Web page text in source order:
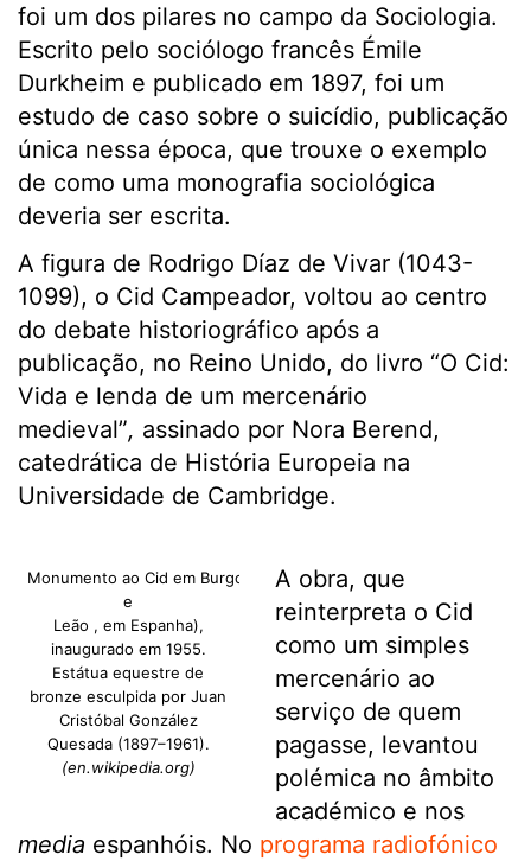
foi um dos pilares no campo da Sociologia.
Escrito pelo sociólogo francês Émile
Durkheim e publicado em 1897, foi um
estudo de caso sobre o suicídio, publicação
única nessa época, que trouxe o exemplo
de como uma monografia sociológica
deveria ser escrita.
A figura de Rodrigo Díaz de Vivar (1043-
1099), o Cid Campeador, voltou ao centro
do debate historiográfico após a
publicação, no Reino Unido, do livro “O Cid:
Vida e lenda de um mercenário
medieval”, assinado por Nora Berend,
catedrática de História Europeia na
Universidade de Cambridge.
Monumento ao Cid em Burgos (Castela
e
Leão , em Espanha),
inaugurado em 1955.
Estátua equestre de
bronze esculpida por Juan
Cristóbal González
Quesada (1897–1961).
(en.wikipedia.org)
A obra, que
reinterpreta o Cid
como um simples
mercenário ao
serviço de quem
pagasse, levantou
polémica no âmbito
académico e nos
media espanhóis. No programa radiofónico